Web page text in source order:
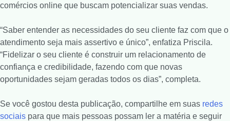
comércios online que buscam potencializar suas vendas.
“Saber entender as necessidades do seu cliente faz com que o
atendimento seja mais assertivo e único”, enfatiza Priscila.
“Fidelizar o seu cliente é construir um relacionamento de
confiança e credibilidade, fazendo com que novas
oportunidades sejam geradas todos os dias”, completa.
Se você gostou desta publicação, compartilhe em suas redes
sociais para que mais pessoas possam ler a matéria e seguir